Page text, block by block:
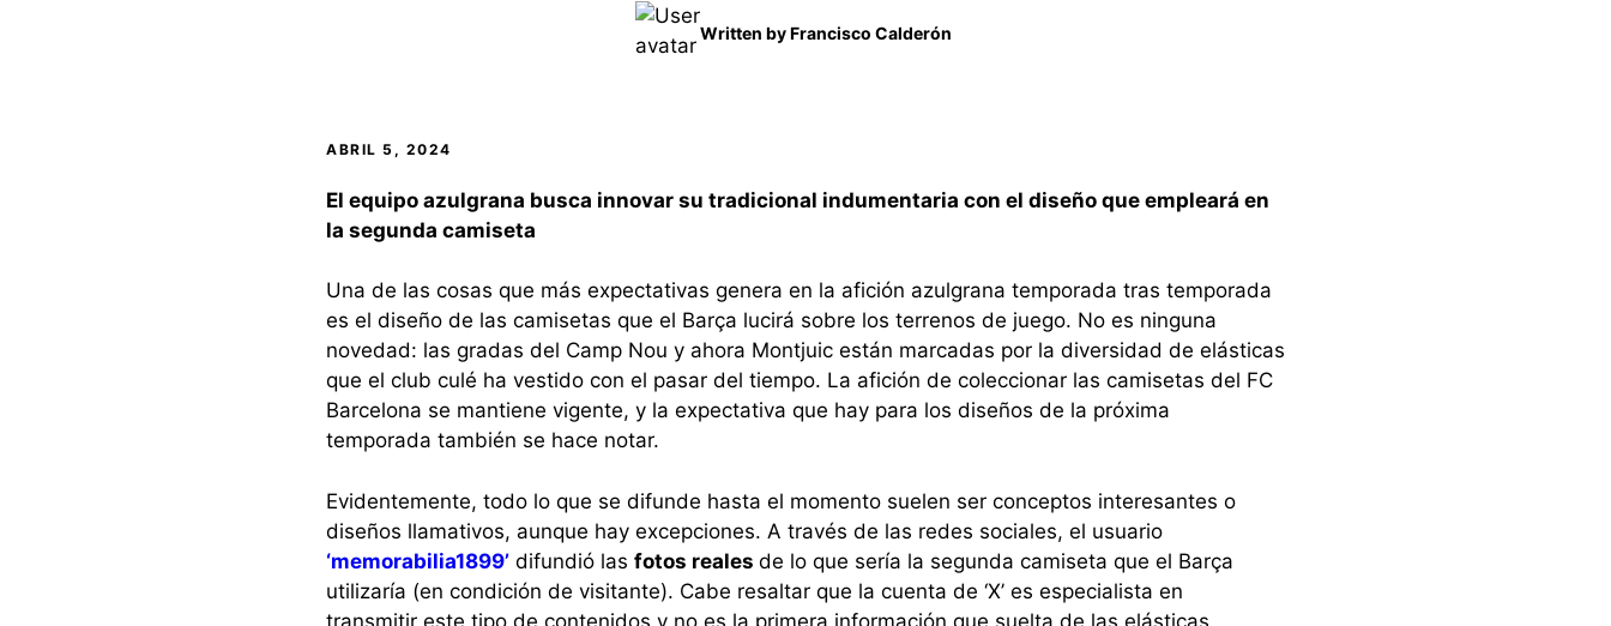
Written byFrancisco Calderón
ABRIL 5, 2024
El equipo azulgrana busca innovar su tradicional indumentaria con el diseño que empleará en
la segunda camiseta
Una de las cosas que más expectativas genera en la afición azulgrana temporada tras temporada
es el diseño de las camisetas que el Barça lucirá sobre los terrenos de juego. No es ninguna
novedad: las gradas del Camp Nou y ahora Montjuic están marcadas por la diversidad de elásticas
que el club culé ha vestido con el pasar del tiempo. La afición de coleccionar las camisetas del FC
Barcelona se mantiene vigente, y la expectativa que hay para los diseños de la próxima
temporada también se hace notar.
Evidentemente, todo lo que se difunde hasta el momento suelen ser conceptos interesantes o
diseños llamativos, aunque hay excepciones. A través de las redes sociales, el usuario
‘memorabilia1899’ difundió las fotos reales de lo que sería la segunda camiseta que el Barça
utilizaría (en condición de visitante). Cabe resaltar que la cuenta de ‘X’ es especialista en
transmitir este tipo de contenidos y no es la primera información que suelta de las elásticas